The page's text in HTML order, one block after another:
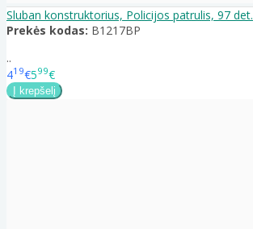
Sluban konstruktorius, Policijos patrulis, 97 det.
Prekės kodas: B1217BP
..
419€599€